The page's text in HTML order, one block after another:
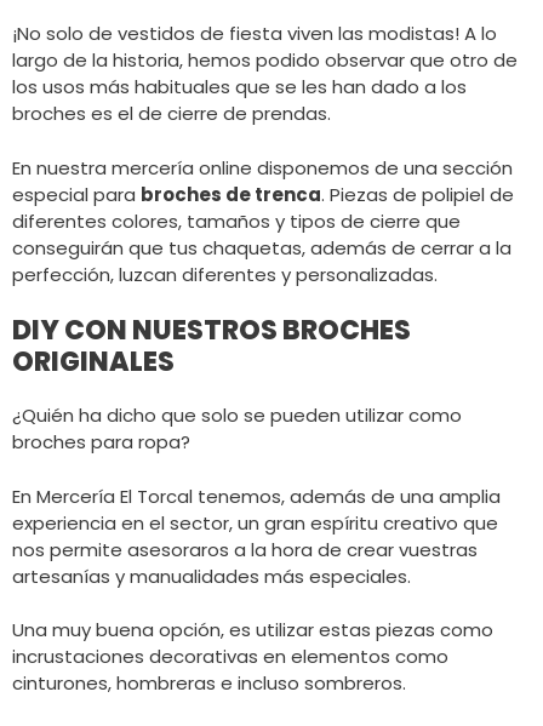
¡No solo de vestidos de fiesta viven las modistas! A lo
largo de la historia, hemos podido observar que otro de
los usos más habituales que se les han dado a los
broches es el de cierre de prendas.
En nuestra mercería online disponemos de una sección
especial para broches de trenca. Piezas de polipiel de
diferentes colores, tamaños y tipos de cierre que
conseguirán que tus chaquetas, además de cerrar a la
perfección, luzcan diferentes y personalizadas.
DIY CON NUESTROS BROCHES
ORIGINALES
¿Quién ha dicho que solo se pueden utilizar como
broches para ropa?
En Mercería El Torcal tenemos, además de una amplia
experiencia en el sector, un gran espíritu creativo que
nos permite asesoraros a la hora de crear vuestras
artesanías y manualidades más especiales.
Una muy buena opción, es utilizar estas piezas como
incrustaciones decorativas en elementos como
cinturones, hombreras e incluso sombreros.